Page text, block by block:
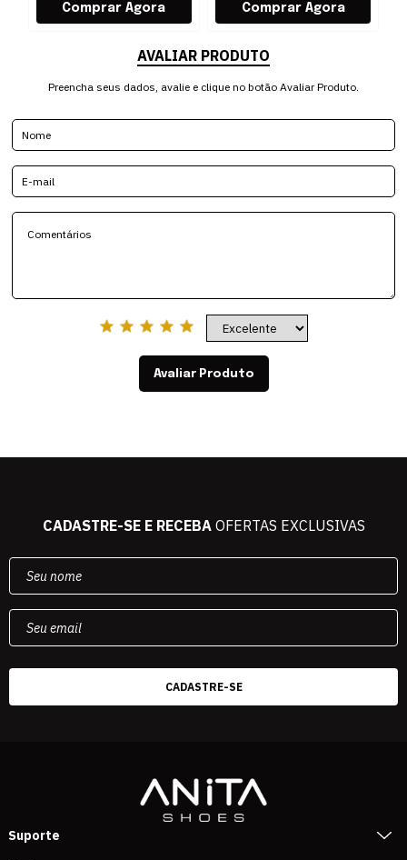
AVALIAR PRODUTO
Preencha seus dados, avalie e clique no botão Avaliar Produto.
Avaliar Produto
CADASTRE-SE E RECEBAOFERTAS EXCLUSIVAS
Suporte